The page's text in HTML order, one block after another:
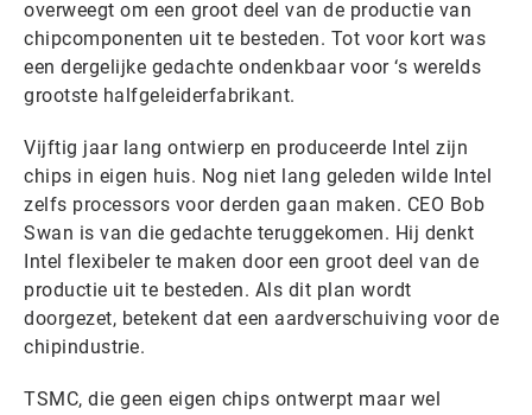
overweegt om een groot deel van de productie van
chipcomponenten uit te besteden. Tot voor kort was
een dergelijke gedachte ondenkbaar voor ‘s werelds
grootste halfgeleiderfabrikant.
Vijftig jaar lang ontwierp en produceerde Intel zijn
chips in eigen huis. Nog niet lang geleden wilde Intel
zelfs processors voor derden gaan maken. CEO Bob
Swan is van die gedachte teruggekomen. Hij denkt
Intel flexibeler te maken door een groot deel van de
productie uit te besteden. Als dit plan wordt
doorgezet, betekent dat een aardverschuiving voor de
chipindustrie.
TSMC, die geen eigen chips ontwerpt maar wel